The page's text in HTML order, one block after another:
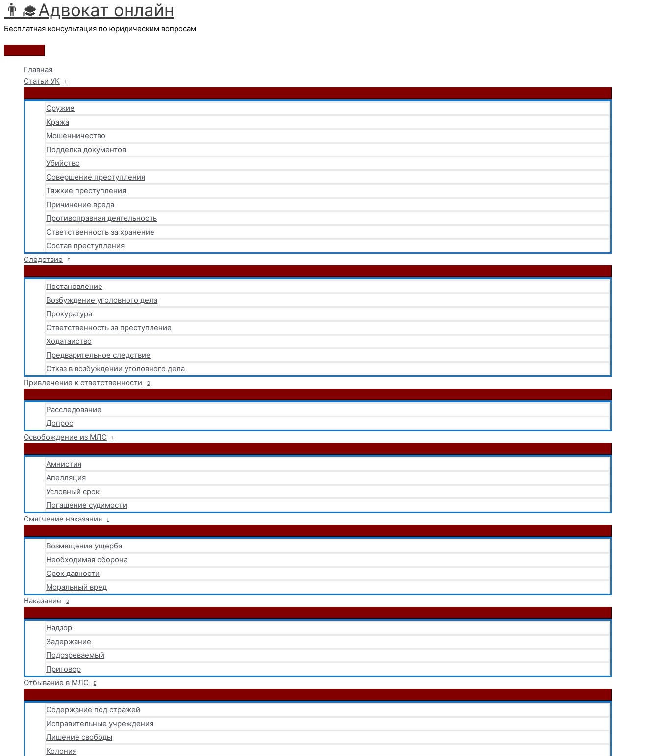
Перейти
к
содержимому
👨‍🎓Адвокат онлайн
Бесплатная консультация по юридическим вопросам
Главное
меню
Главная
Статьи УК
Оружие
Кража
Мошенничество
Подделка документов
Убийство
Совершение преступления
Тяжкие преступления
Причинение вреда
Противоправная деятельность
Ответственность за хранение
Состав преступления
Следствие
Постановление
Возбуждение уголовного дела
Прокуратура
Ответственность за преступление
Ходатайство
Предварительное следствие
Отказ в возбуждении уголовного дела
Привлечение к ответственности
Расследование
Допрос
Освобождение из МЛС
Амнистия
Апелляция
Условный срок
Погашение судимости
Смягчение наказания
Возмещение ущерба
Необходимая оборона
Срок давности
Моральный вред
Наказание
Надзор
Задержание
Подозреваемый
Приговор
Отбывание в МЛС
Содержание под стражей
Исправительные учреждения
Лишение свободы
Колония